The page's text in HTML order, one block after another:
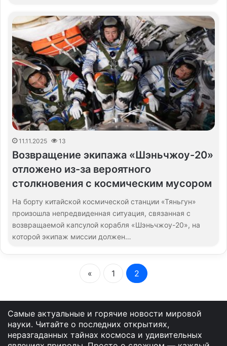
11.11.2025 13
Возвращение экипажа «Шэньчжоу-20»
отложено из-за вероятного
столкновения с космическим мусором
На борту китайской космической станции «Тяньгун»
произошла непредвиденная ситуация, связанная с
возвращаемой капсулой корабля «Шэньчжоу-20», на
которой экипаж миссии должен…
« 1 2
Самые актуальные и горячие новости мировой
науки. Читайте о последних открытиях,
неразгаданных тайнах космоса и удивительных